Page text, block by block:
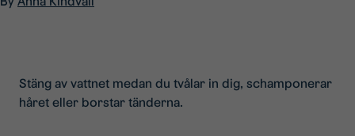
Stäng av vattnet medan du tvålar in dig, schamponerar
håret eller borstar tänderna.